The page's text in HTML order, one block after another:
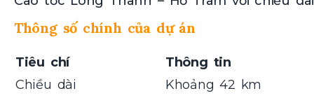
Thông số chính của dự án
Tiêu chí
Thông tin
Chiều dài
Khoảng 42 km